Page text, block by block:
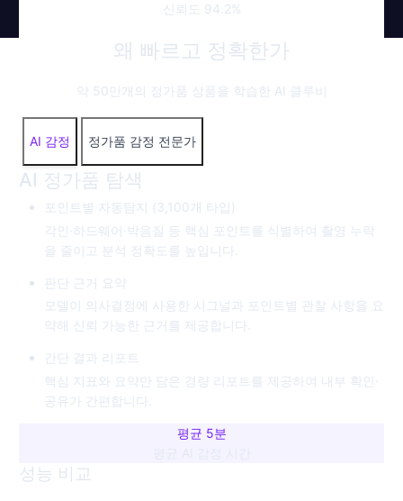
신뢰도 94.2%
왜 빠르고 정확한가
약 50만개의 정가품 상품을 학습한 AI 클루비
AI 감정 정가품 감정 전문가
AI 정가품 탐색
포인트별 자동탐지 (3,100개 타입)
각인·하드웨어·박음질 등 핵심 포인트를 식별하여 촬영 누락
을 줄이고 분석 정확도를 높입니다.
판단 근거 요약
모델이 의사결정에 사용한 시그널과 포인트별 관찰 사항을 요
약해 신뢰 가능한 근거를 제공합니다.
간단 결과 리포트
핵심 지표와 요약만 담은 경량 리포트를 제공하여 내부 확인·
공유가 간편합니다.
평균 5분
성능 비교